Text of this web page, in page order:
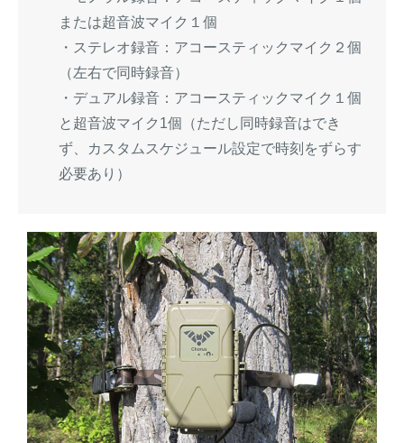
または超音波マイク１個
・ステレオ録音：アコースティックマイク２個
（左右で同時録音）
・デュアル録音：アコースティックマイク１個
と超音波マイク1個（ただし同時録音はでき
ず、カスタムスケジュール設定で時刻をずらす
必要あり）